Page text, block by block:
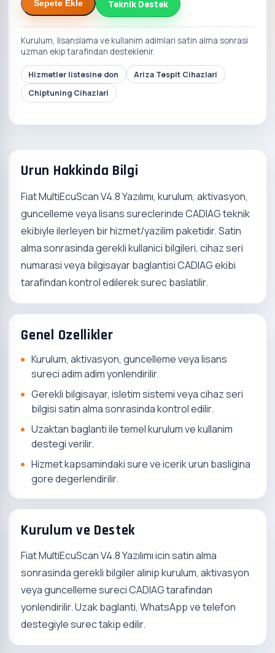
Sepete Ekle Teknik Destek
Kurulum, lisanslama ve kullanim adimlari satin alma sonrasi
uzman ekip tarafindan desteklenir.
Hizmetler listesine don
Ariza Tespit Cihazlari
Chiptuning Cihazlari
Urun Hakkinda Bilgi
Fiat MultiEcuScan V4.8 Yazılımı, kurulum, aktivasyon,
guncelleme veya lisans sureclerinde CADIAG teknik
ekibiyle ilerleyen bir hizmet/yazilim paketidir. Satin
alma sonrasinda gerekli kullanici bilgileri, cihaz seri
numarasi veya bilgisayar baglantisi CADIAG ekibi
tarafindan kontrol edilerek surec baslatilir.
Genel Ozellikler
Kurulum, aktivasyon, guncelleme veya lisans
sureci adim adim yonlendirilir.
Gerekli bilgisayar, isletim sistemi veya cihaz seri
bilgisi satin alma sonrasinda kontrol edilir.
Uzaktan baglanti ile temel kurulum ve kullanim
destegi verilir.
Hizmet kapsamindaki sure ve icerik urun basligina
gore degerlendirilir.
Kurulum ve Destek
Fiat MultiEcuScan V4.8 Yazılımı icin satin alma
sonrasinda gerekli bilgiler alinip kurulum, aktivasyon
veya guncelleme sureci CADIAG tarafindan
yonlendirilir. Uzak baglanti, WhatsApp ve telefon
destegiyle surec takip edilir.